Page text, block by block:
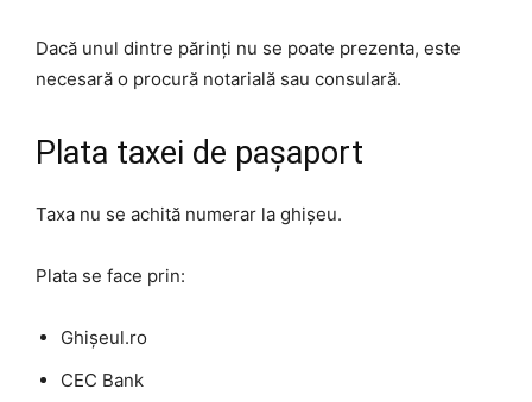
Dacă unul dintre părinți nu se poate prezenta, este
necesară o procură notarială sau consulară.
Plata taxei de pașaport
Taxa nu se achită numerar la ghișeu.
Plata se face prin:
Ghișeul.ro
CEC Bank